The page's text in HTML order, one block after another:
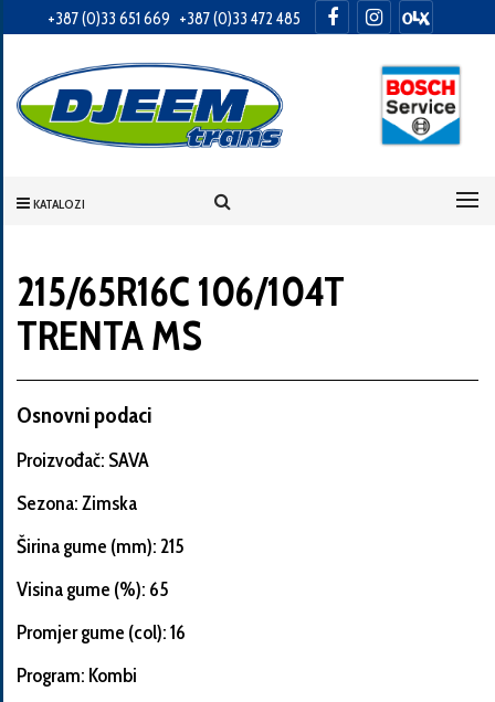
+387 (0)33 651 669 +387 (0)33 472 485
KATALOZI
Informacije
o
Broj
Informacije
o
215/65R16C 106/104T
TRENTA MS
Osnovni podaci
Proizvođač: SAVA
Sezona: Zimska
Širina gume (mm): 215
Visina gume (%): 65
Promjer gume (col): 16
Program: Kombi